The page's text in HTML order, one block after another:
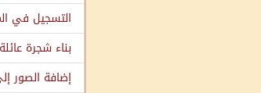
التسجيل في
بناء شجرة
إضافة الصور